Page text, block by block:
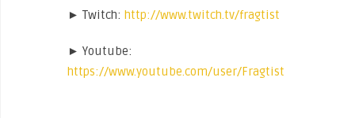
► Twitch: http://www.twitch.tv/fragtist
► Youtube:
https://www.youtube.com/user/Fragtist